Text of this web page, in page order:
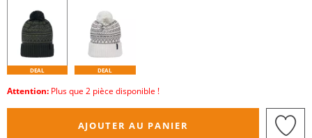
DEAL DEAL
Attention: Plus que 2 pièce disponible !
AJOUTER AU PANIER